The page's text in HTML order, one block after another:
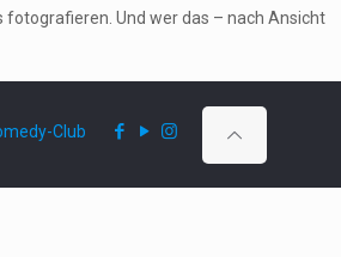
fotografieren. Und wer das – nach Ansicht
Club